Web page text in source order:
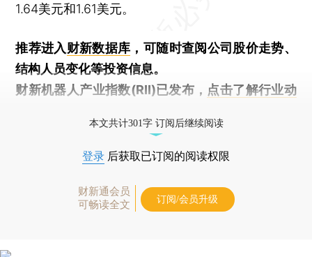
1.64美元和1.61美元。
推荐进入财新数据库 ，可随时查阅公司股价走势、
结构人员变化等投资信息。
财新机器人产业指数(RII)已发布， 点击了解行业动
本文共计301字 订阅后继续阅读
登录 后获取已订阅的阅读权限
财新通会员
可畅读全文
订阅/会员升级